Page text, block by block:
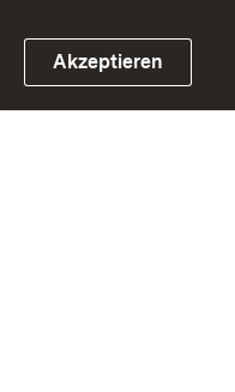
Link zum Landesportal
Akzeptieren